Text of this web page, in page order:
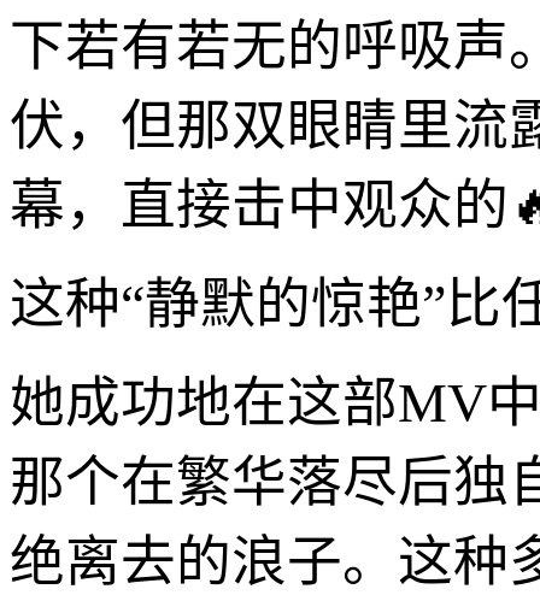
下若有若无的呼吸声
伏，但那双眼睛里流
幕，直接击中观众的
这种“静默的惊艳”比
她成功地在这部MV
那个在繁华落尽后独
绝离去的浪子。这种